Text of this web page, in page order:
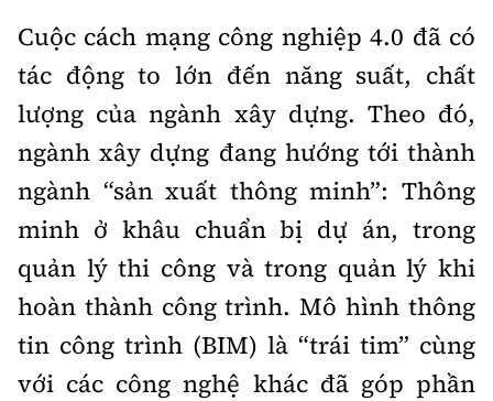
Nhà thầu
Mời thầu - Đấu thầu
Thi viết về GTVT
Âm nhạc
Hậu trường sao
360 độ thể thao
Sản phẩm mới
Tư vấn
Thời sự Quốc tế
Hồ sơ tài liệu
Thế giới giao thông
Thế giới xây dựng
Đi ++
Du lịch
Khám phá
Lối sống
Ẩm thực
Video
Thời sự
Camera giao thông
Câu chuyện giao thông
Cơ quan chủ quản: Bộ Xây dựng
Giấy phép số: 03/GP-BVHTTDL, cấp ngày 1/4/2025.
Cuộc cách mạng công nghiệp 4.0 đã có
tác động to lớn đến năng suất, chất
lượng của ngành xây dựng. Theo đó,
ngành xây dựng đang hướng tới thành
ngành “sản xuất thông minh”: Thông
minh ở khâu chuẩn bị dự án, trong
quản lý thi công và trong quản lý khi
hoàn thành công trình. Mô hình thông
tin công trình (BIM) là “trái tim” cùng
với các công nghệ khác đã góp phần